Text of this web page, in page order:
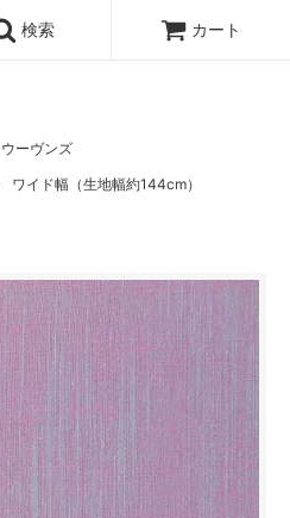
検索 カート
ーヴンズ
ワイド幅（生地幅約144cm）